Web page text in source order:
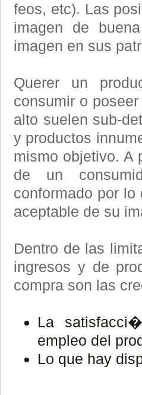
feos, etc). Las
imagen de
imagen en sus
Querer un
consumir o
alto suelen sub-
y productos
mismo objetivo. A
de un
conformado por
aceptable de su
Dentro de las
ingresos y de
compra son las
La
empleo del
Lo que hay